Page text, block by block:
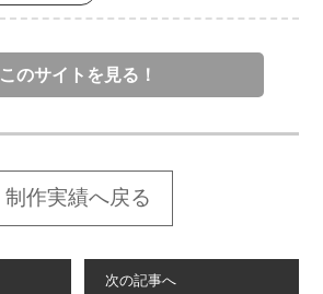
このサイトを見る！
制作実績へ戻る
次の記事へ